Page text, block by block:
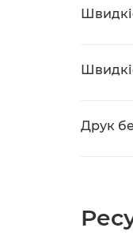
Друк